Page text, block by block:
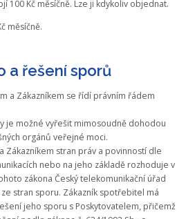
100 Kč měsíčně. Lze ji kdykoliv objednat.
měsíčně.
a řešení sporů
a Zákazníkem se řídí právním řádem
je možné vyřešit mimosoudně dohodou
orgánů veřejné moci.
Zákazníkem stran práv a povinností dle
nebo na jeho základě rozhoduje v
zákona Český telekomunikační úřad
stran sporu. Zákazník spotřebitel má
jeho sporu s Poskytovatelem, přičemž